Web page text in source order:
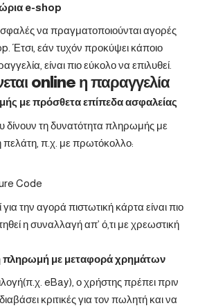
e-shop
να πραγματοποιούνται αγορές
Έτσι, εάν τυχόν προκύψει κάποιο
είναι πιο εύκολο να επιλυθεί.
online η παραγγελία
με πρόσθετα επίπεδα ασφαλείας
δίνουν τη δυνατότητα πληρωμής με
πελάτη, π.χ. με πρωτόκολλο:
Code
την αγορά πιστωτική κάρτα είναι πιο
η συναλλαγή απ’ ό,τι με χρεωστική
πληρωμή με μεταφορά χρημάτων
eBay), ο χρήστης πρέπει πριν
κριτικές για τον πωλητή και να